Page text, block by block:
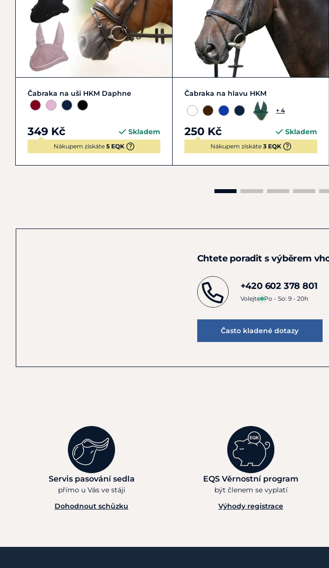
Zobrazit detail
Čabraka na uši HKM Daphne
349 Kč Skladem
Nákupem získáte 5 EQK
FULL | L PONY | S
Čabraka na hlavu HKM
+ 4
250 Kč Skladem
Nákupem získáte 3 EQK
Chtete poradit s výběrem
+420 602 378 801
Volejte Po - So: 9 - 20h
Často kladené dotazy
Servis pasování sedla
přímo u Vás ve stáji
Dohodnout schůzku
EQS Věrnostní program
být členem se vyplatí
Výhody registrace